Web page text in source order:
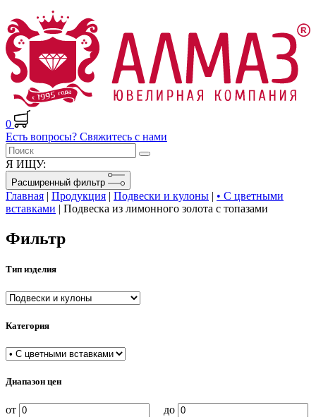
0
Есть вопросы? Свяжитесь с нами
Я ИЩУ:
Расширенный фильтр
Главная | Продукция | Подвески и кулоны | • С цветными
вставками | Подвеска из лимонного золота с топазами
Фильтр
Тип изделия
Категория
Диапазон цен
от до